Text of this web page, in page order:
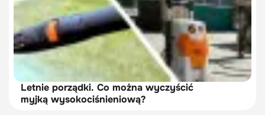
Letnie porządki. Co można wyczyścić
myjką wysokociśnieniową?